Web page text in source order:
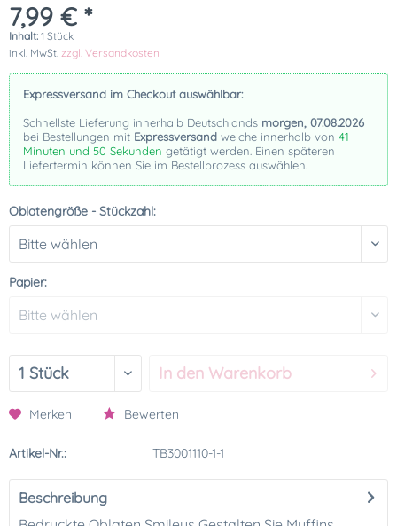
7,99 € *
Inhalt: 1 Stück
inkl. MwSt. zzgl. Versandkosten
Expressversand im Checkout auswählbar:
Schnellste Lieferung innerhalb Deutschlands morgen, 07.08.2026
bei Bestellungen mit Expressversand welche innerhalb von 41
Minuten und 50 Sekunden getätigt werden. Einen späteren
Liefertermin können Sie im Bestellprozess auswählen.
Oblatengröße - Stückzahl:
Papier:
In den Warenkorb
Merken Bewerten
Artikel-Nr.: TB3001110-1-1
Beschreibung